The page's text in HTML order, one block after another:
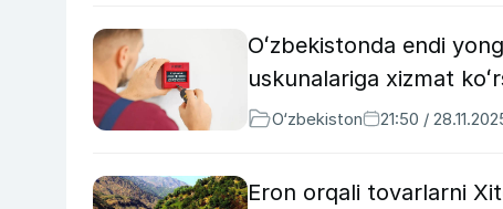
Oʻzbekistonda endi
uskunalariga xizmat
O‘zbekiston 21:50 /
Eron orqali tovarlarni